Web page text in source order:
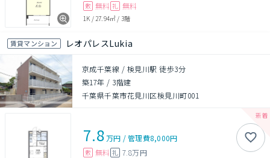
敷 無料 礼 無料
1K /27.94㎡ / 3階
賃貸マンション レオパレスLukia
京成千葉線 / 検見川駅 徒歩3分
築17年 / 3階建
千葉県千葉市花見川区検見川町001
7.8万円 /管理費8,000円
敷 無料 礼 7.8万円